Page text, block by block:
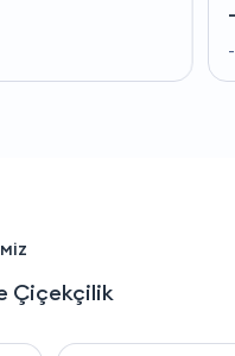
Çiçekçilik